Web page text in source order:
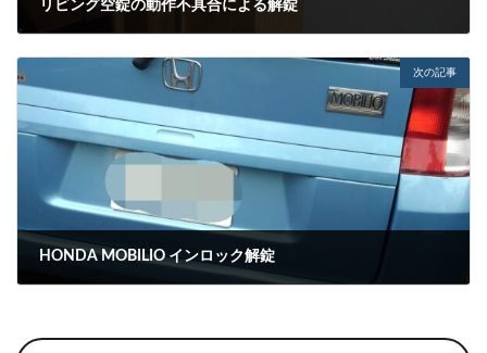
リビング空錠の動作不具合による解錠
次の記事
HONDA MOBILIO インロック解錠